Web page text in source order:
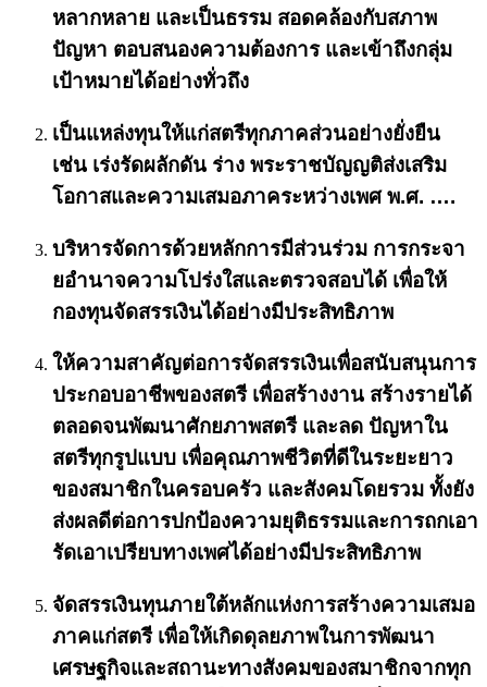
หลากหลาย และเป็นธรรม สอดคล้องกับสภาพ
ปัญหา ตอบสนองความต้องการ และเข้าถึงกลุ่ม
เป้าหมายได้อย่างทั่วถึง
เป็นแหล่งทุนให้แก่สตรีทุกภาคส่วนอย่างยั่งยืน
เช่น เร่งรัดผลักดัน ร่าง พระราชบัญญติส่งเสริม
โอกาสและความเสมอภาคระหว่างเพศ พ.ศ. ….
บริหารจัดการด้วยหลักการมีส่วนร่วม การกระจา
ยอำนาจความโปร่งใสและตรวจสอบได้ เพื่อให้
กองทุนจัดสรรเงินได้อย่างมีประสิทธิภาพ
ให้ความสาคัญต่อการจัดสรรเงินเพื่อสนับสนุนการ
ประกอบอาชีพของสตรี เพื่อสร้างงาน สร้างรายได้
ตลอดจนพัฒนาศักยภาพสตรี และลด ปัญหาใน
สตรีทุกรูปแบบ เพื่อคุณภาพชีวิตที่ดีในระยะยาว
ของสมาชิกในครอบครัว และสังคมโดยรวม ทั้งยัง
ส่งผลดีต่อการปกป้องความยุติธรรมและการถกเอา
รัดเอาเปรียบทางเพศได้อย่างมีประสิทธิภาพ
จัดสรรเงินทุนภายใต้หลักแห่งการสร้างความเสมอ
ภาคแก่สตรี เพื่อให้เกิดดุลยภาพในการพัฒนา
เศรษฐกิจและสถานะทางสังคมของสมาชิกจากทุก